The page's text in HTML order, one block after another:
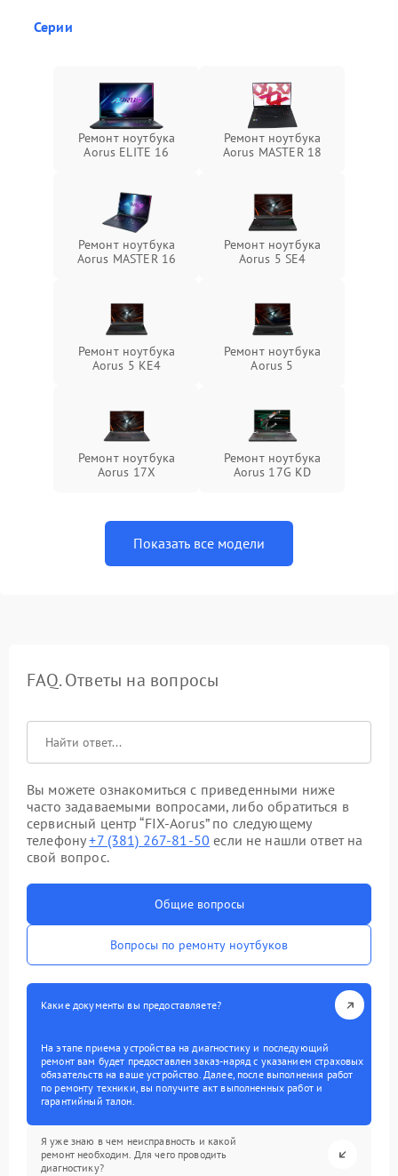
Серии
Ремонт ноутбука
Aorus ELITE 16
Ремонт ноутбука
Aorus MASTER 18
Ремонт ноутбука
Aorus MASTER 16
Ремонт ноутбука
Aorus 5 SE4
Ремонт ноутбука
Aorus 5 KE4
Ремонт ноутбука
Aorus 5
Ремонт ноутбука
Aorus 17X
Ремонт ноутбука
Aorus 17G KD
Показать все модели
FAQ. Ответы на вопросы
Вы можете ознакомиться с приведенными ниже
часто задаваемыми вопросами, либо обратиться в
сервисный центр “FIX-Aorus” по следующему
телефону+7 (381) 267-81-50 если не нашли ответ на
свой вопрос.
Общие вопросы
Вопросы по ремонту ноутбуков
Какие документы вы предоставляете?
На этапе приема устройства на диагностику и последующий
ремонт вам будет предоставлен заказ-наряд с указанием страховых
обязательств на ваше устройство. Далее, после выполнения работ
по ремонту техники, вы получите акт выполненных работ и
гарантийный талон.
Я уже знаю в чем неисправность и какой
ремонт необходим. Для чего проводить
диагностику?